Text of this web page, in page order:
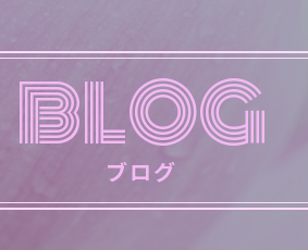
BLOG
ブログ